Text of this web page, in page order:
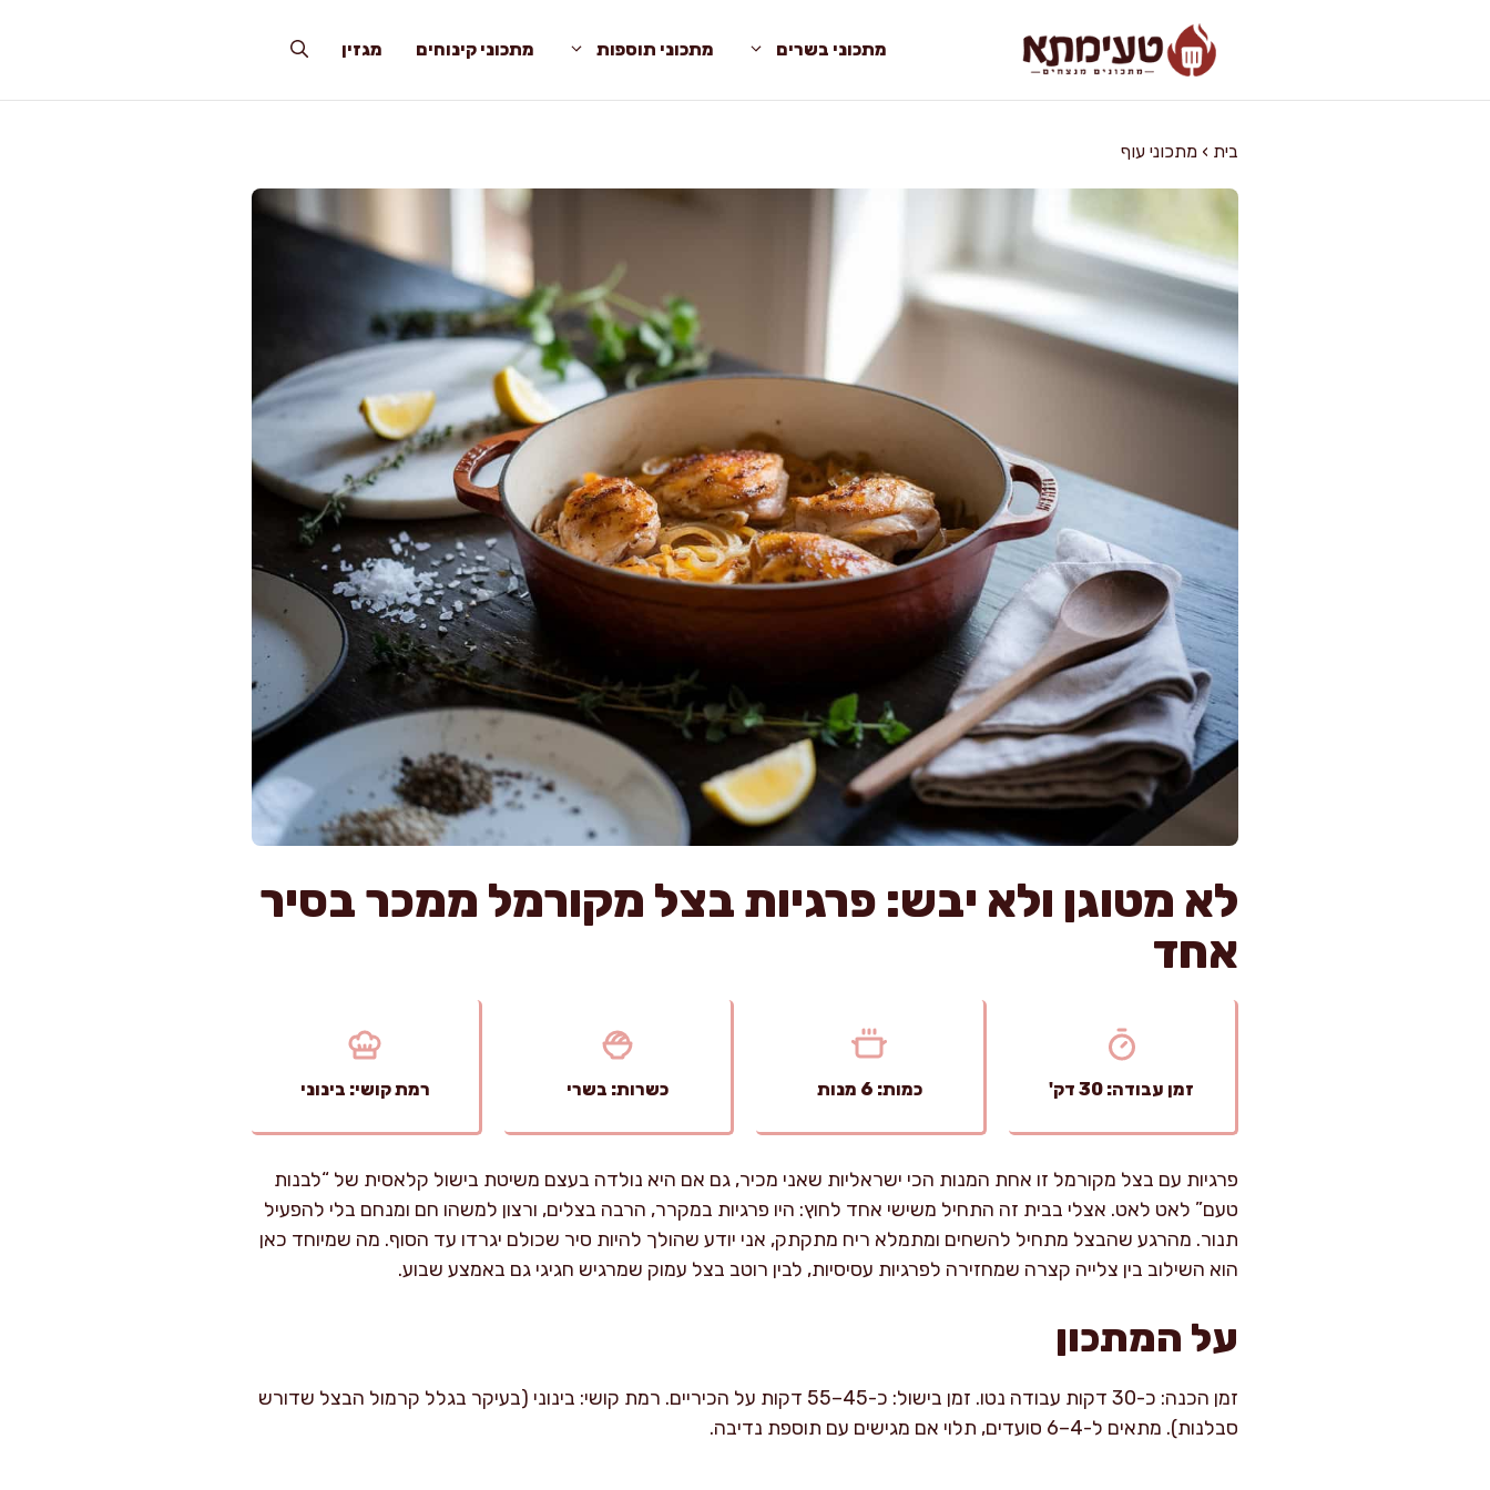
מתכוני בשרים מתכוני תוספות מתכוני קינוחים מגזין
בית › מתכוני עוף
לא מטוגן ולא יבש: פרגיות בצל מקורמל ממכר בסיר
אחד
זמן עבודה: 30 דק' כמות: 6 מנות כשרות: בשרי רמת קושי: בינוני
פרגיות עם בצל מקורמל זו אחת המנות הכי ישראליות שאני מכיר, גם אם היא נולדה בעצם משיטת בישול קלאסית של “לבנות
טעם” לאט לאט. אצלי בבית זה התחיל משישי אחד לחוץ: היו פרגיות במקרר, הרבה בצלים, ורצון למשהו חם ומנחם בלי להפעיל
תנור. מהרגע שהבצל מתחיל להשחים ומתמלא ריח מתקתק, אני יודע שהולך להיות סיר שכולם יגרדו עד הסוף. מה שמיוחד כאן
הוא השילוב בין צלייה קצרה שמחזירה לפרגיות עסיסיות, לבין רוטב בצל עמוק שמרגיש חגיגי גם באמצע שבוע.
על המתכון
זמן הכנה: כ-30 דקות עבודה נטו. זמן בישול: כ-45–55 דקות על הכיריים. רמת קושי: בינוני (בעיקר בגלל קרמול הבצל שדורש
סבלנות). מתאים ל-4–6 סועדים, תלוי אם מגישים עם תוספת נדיבה.